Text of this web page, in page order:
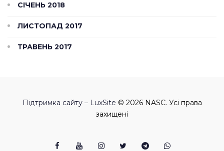
СІЧЕНЬ 2018
ЛИСТОПАД 2017
ТРАВЕНЬ 2017
Підтримка сайту – LuxSite © 2026 NASC. Усі права
захищені